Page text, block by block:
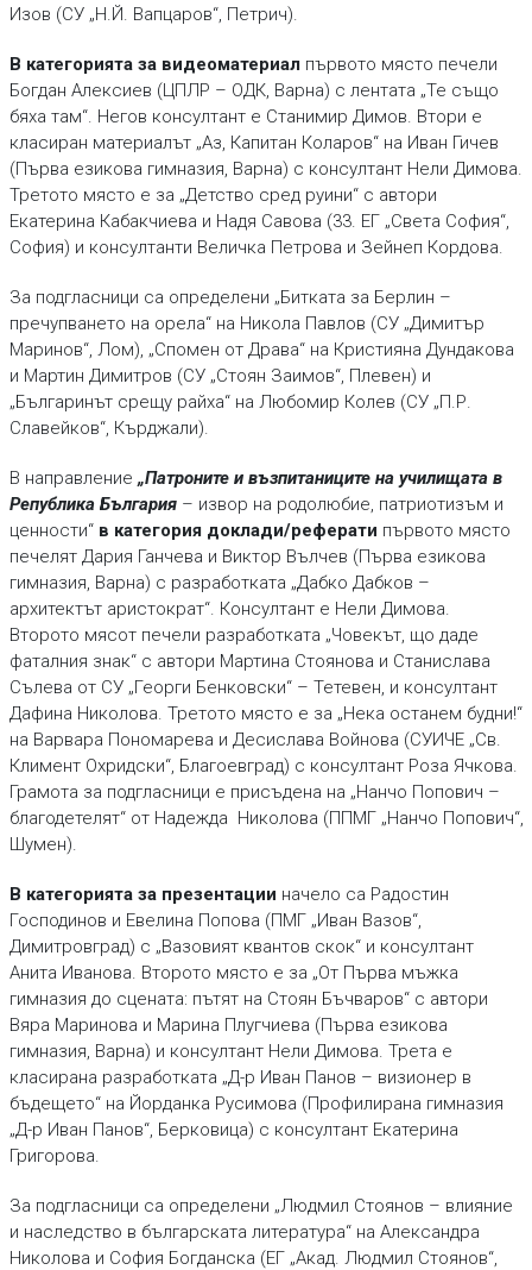
Изов (СУ „Н.Й. Вапцаров“, Петрич).
В категорията за видеоматериалпървото място печели
Богдан Алексиев (ЦПЛР – ОДК, Варна) с лентата „Те също
бяха там“. Негов консултант е Станимир Димов. Втори е
класиран материалът „Аз, Капитан Коларов“ на Иван Гичев
(Първа езикова гимназия, Варна) с консултант Нели Димова.
Третото място е за „Детство сред руини“ с автори
Екатерина Кабакчиева и Надя Савова (33. ЕГ „Света София“,
София) и консултанти Величка Петрова и Зейнеп Кордова.
За подгласници са определени „Битката за Берлин –
пречупването на орела“ на Никола Павлов (СУ „Димитър
Маринов“, Лом), „Спомен от Драва“ на Кристияна Дундакова
и Мартин Димитров (СУ „Стоян Заимов“, Плевен) и
„Българинът срещу райха“ на Любомир Колев (СУ „П.Р.
Славейков“, Кърджали).
В направление „Патроните и възпитаниците на училищата в
Република България – извор на родолюбие, патриотизъм и
ценности“ в категория доклади/реферати първото място
печелят Дария Ганчева и Виктор Вълчев (Първа езикова
гимназия, Варна) с разработката „Дабко Дабков –
архитектът аристократ“. Консултант е Нели Димова.
Второто мясот печели разработката „Човекът, що даде
фаталния знак“ с автори Мартина Стоянова и Станислава
Сълева от СУ „Георги Бенковски“ – Тетевен, и консултант
Дафина Николова. Третото място е за „Нека останем будни!“
на Варвара Пономарева и Десислава Войнова (СУИЧЕ „Св.
Климент Охридски“, Благоевград) с консултант Роза Ячкова.
Грамота за подгласници е присъдена на „Нанчо Попович –
благодетелят“ от Надежда Николова (ППМГ „Нанчо Попович“,
Шумен).
В категорията за презентации начело са Радостин
Господинов и Евелина Попова (ПМГ „Иван Вазов“,
Димитровград) с „Вазовият квантов скок“ и консултант
Анита Иванова. Второто място е за „От Първа мъжка
гимназия до сцената: пътят на Стоян Бъчваров“ с автори
Вяра Маринова и Марина Плугчиева (Първа езикова
гимназия, Варна) и консултант Нели Димова. Трета е
класирана разработката „Д-р Иван Панов – визионер в
бъдещето“ на Йорданка Русимова (Профилирана гимназия
„Д-р Иван Панов“, Берковица) с консултант Екатерина
Григорова.
За подгласници са определени „Людмил Стоянов – влияние
и наследство в българската литература“ на Александра
Николова и София Богданска (ЕГ „Акад. Людмил Стоянов“,